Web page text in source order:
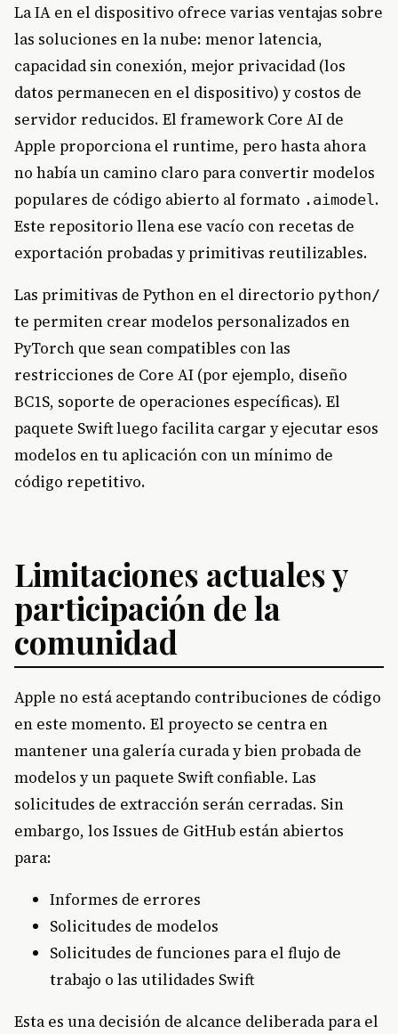
La IA en el dispositivo ofrece varias ventajas sobre
las soluciones en la nube: menor latencia,
capacidad sin conexión, mejor privacidad (los
datos permanecen en el dispositivo) y costos de
servidor reducidos. El framework Core AI de
Apple proporciona el runtime, pero hasta ahora
no había un camino claro para convertir modelos
populares de código abierto al formato .aimodel .
Este repositorio llena ese vacío con recetas de
exportación probadas y primitivas reutilizables.
Las primitivas de Python en el directorio python/
te permiten crear modelos personalizados en
PyTorch que sean compatibles con las
restricciones de Core AI (por ejemplo, diseño
BC1S, soporte de operaciones específicas). El
paquete Swift luego facilita cargar y ejecutar esos
modelos en tu aplicación con un mínimo de
código repetitivo.
Limitaciones actuales y
participación de la
comunidad
Apple no está aceptando contribuciones de código
en este momento. El proyecto se centra en
mantener una galería curada y bien probada de
modelos y un paquete Swift confiable. Las
solicitudes de extracción serán cerradas. Sin
embargo, los Issues de GitHub están abiertos
para:
Informes de errores
Solicitudes de modelos
Solicitudes de funciones para el flujo de
trabajo o las utilidades Swift
Esta es una decisión de alcance deliberada para el